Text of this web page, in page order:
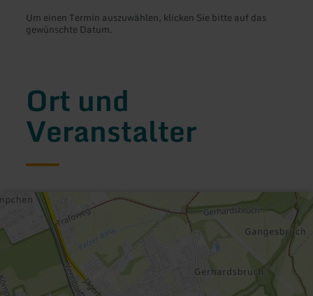
Um einen Termin auszuwählen, klicken Sie bitte auf das
gewünschte Datum.
Ort und
Veranstalter